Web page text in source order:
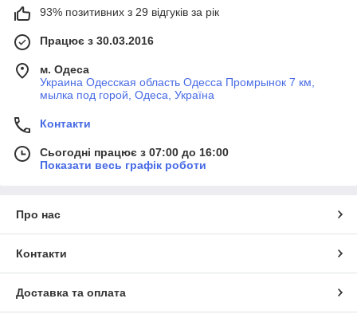
93% позитивних з 29 відгуків за рік
Працює з 30.03.2016
м. Одеса
Украина Одесская область Одесса Промрынок 7 км,
мылка под горой, Одеса, Україна
Контакти
Сьогодні працює з 07:00 до 16:00
Показати весь графік роботи
Про нас
Контакти
Доставка та оплата